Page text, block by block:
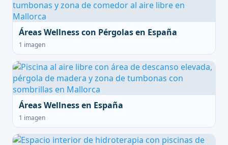
Áreas Wellness con Pérgolas en España
1 imagen
Áreas Wellness en España
1 imagen